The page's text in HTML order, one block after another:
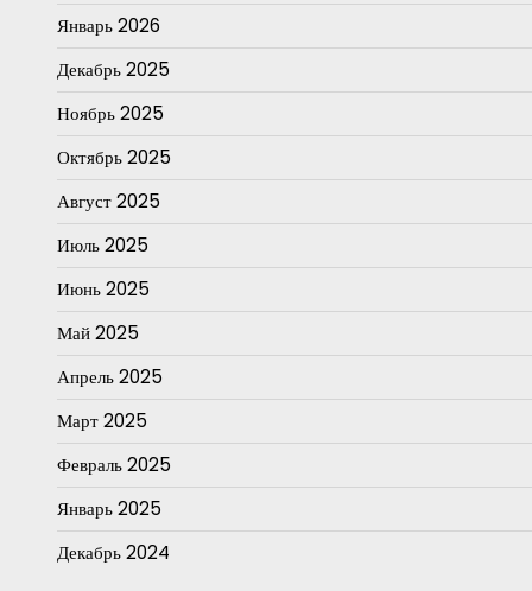
Январь 2026
Декабрь 2025
Ноябрь 2025
Октябрь 2025
Август 2025
Июль 2025
Июнь 2025
Май 2025
Апрель 2025
Март 2025
Февраль 2025
Январь 2025
Декабрь 2024